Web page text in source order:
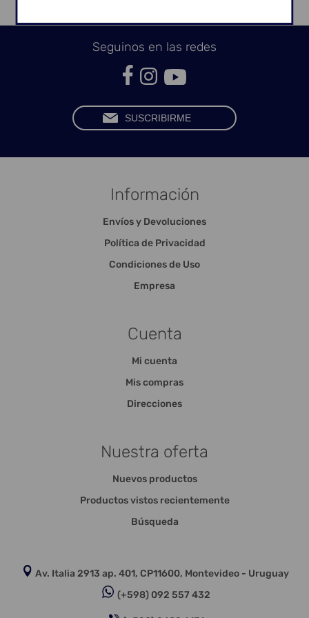
Seguinos en las redes
Información
Envíos y Devoluciones
Política de Privacidad
Condiciones de Uso
Empresa
Cuenta
Mi cuenta
Mis compras
Direcciones
Nuestra oferta
Nuevos productos
Productos vistos recientemente
Búsqueda
Av. Italia 2913 ap. 401, CP11600, Montevideo - Uruguay
(+598) 092 557 432